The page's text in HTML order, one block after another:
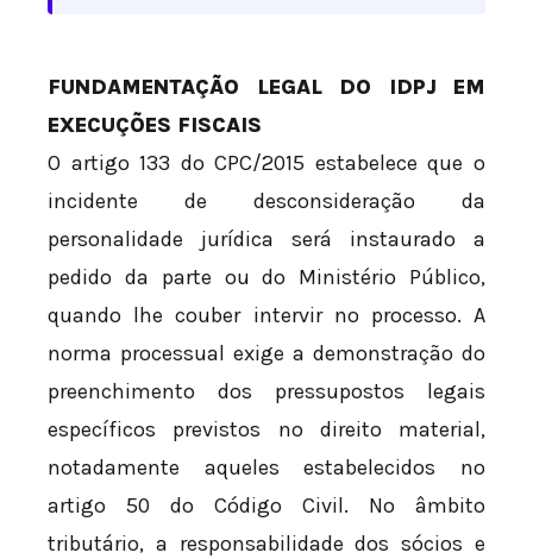
FUNDAMENTAÇÃO LEGAL DO IDPJ EM
EXECUÇÕES FISCAIS
O artigo 133 do CPC/2015 estabelece que o
incidente de desconsideração da
personalidade jurídica será instaurado a
pedido da parte ou do Ministério Público,
quando lhe couber intervir no processo. A
norma processual exige a demonstração do
preenchimento dos pressupostos legais
específicos previstos no direito material,
notadamente aqueles estabelecidos no
artigo 50 do Código Civil. No âmbito
tributário, a responsabilidade dos sócios e